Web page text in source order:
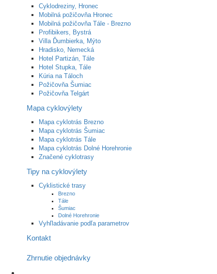
Cyklodreziny, Hronec
Mobilná požičovňa Hronec
Mobilná požičovňa Tále - Brezno
Profibikers, Bystrá
Villa Ďumbierka, Mýto
Hradisko, Nemecká
Hotel Partizán, Tále
Hotel Stupka, Tále
Kúria na Táloch
Požičovňa Šumiac
Požičovňa Telgárt
Mapa cyklovýlety
Mapa cyklotrás Brezno
Mapa cyklotrás Šumiac
Mapa cyklotrás Tále
Mapa cyklotrás Dolné Horehronie
Značené cyklotrasy
Tipy na cyklovýlety
Cyklistické trasy
Brezno
Tále
Šumiac
Dolné Horehronie
Vyhľladávanie podľa parametrov
Kontakt
Zhrnutie objednávky